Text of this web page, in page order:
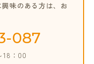
味のある方は、 お
087
18：00